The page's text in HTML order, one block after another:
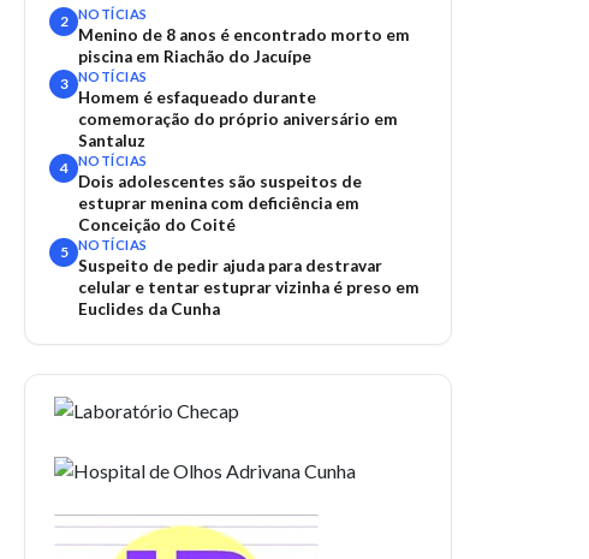
2 NOTÍCIAS
Menino de 8 anos é encontrado morto em
piscina em Riachão do Jacuípe
3 NOTÍCIAS
Homem é esfaqueado durante
comemoração do próprio aniversário em
Santaluz
4 NOTÍCIAS
Dois adolescentes são suspeitos de
estuprar menina com deficiência em
Conceição do Coité
5 NOTÍCIAS
Suspeito de pedir ajuda para destravar
celular e tentar estuprar vizinha é preso em
Euclides da Cunha